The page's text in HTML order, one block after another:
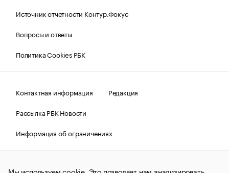
Источник отчетности Контур.Фокус
Вопросы и ответы
Политика Cookies РБК
Контактная информация
Редакция
Рассылка РБК Новости
Информация об ограничениях
Правовая информация
О соблюдении авторских прав